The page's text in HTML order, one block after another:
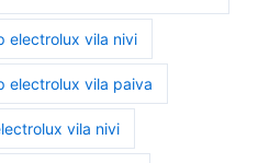
electrolux vila nivi
electrolux vila paiva
vila nivi